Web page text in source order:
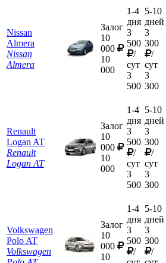
Nissan
Almera
Nissan
Almera
Залог
10
000
10
000
1-4
дня
3
500
/
сут
3
500
5-10
дней
3
300
/
сут
3
300
Renault
Logan AT
Renault
Logan AT
Залог
10
000
10
000
1-4
дня
3
500
/
сут
3
500
5-10
дней
3
300
/
сут
3
300
Volkswagen
Polo AT
Volkswagen
Залог
10
000
10
1-4
дня
3
500
/
5-10
дней
3
300
/